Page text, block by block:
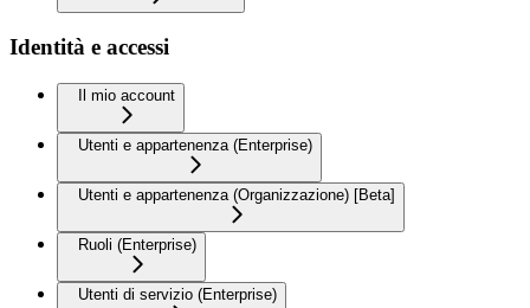
Identità e accessi
Il mio account
Utenti e appartenenza (Enterprise)
Utenti e appartenenza (Organizzazione) [Beta]
Ruoli (Enterprise)
Utenti di servizio (Enterprise)